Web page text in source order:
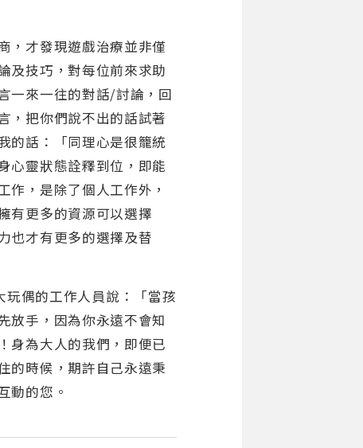
，才發現遊戲治療並非僅
及技巧，對每位前來求助
一來一往的對話/討論，回
，把你們說不出的話試著
的話：「同理心是很籠統
心靈狀態詮釋到位，即能
作，是除了個人工作外，
有更多的資源可以選擇
也才有更多的選擇及替
偶的工作人員說：「當孩
放手，因為你永遠不會知
身為大人的我們，即便已
的時候，期許自己永遠秉
動的您。